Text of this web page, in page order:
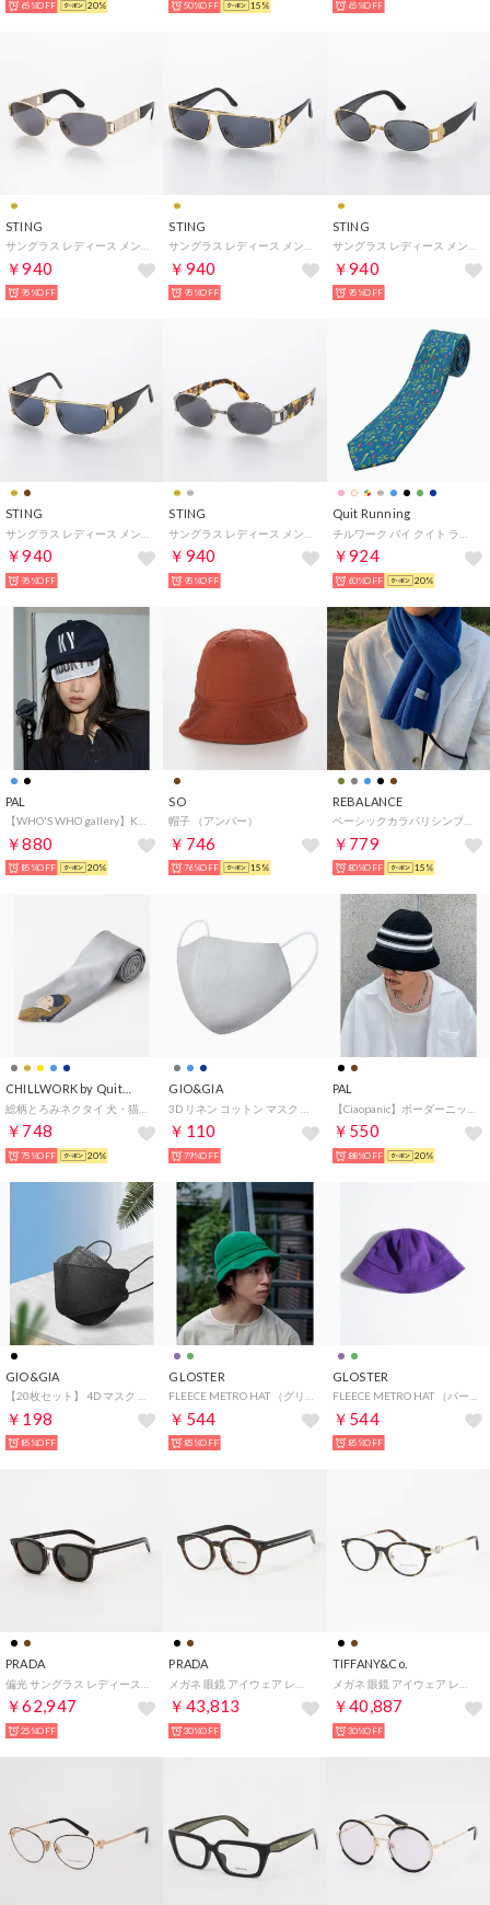
65%OFF 20% 50%OFF 15% 65%OFF
STING
￥940
95%OFF
STING
￥940
95%OFF
STING
￥940
95%OFF
STING
￥940
95%OFF
STING
￥940
95%OFF
Quit Running
￥924
60%OFF 20%
PAL
￥880
85%OFF 20%
SO
帽子 （アンバー）
￥746
76%OFF 15%
REBALANCE
ベーシックカラバリシンプルマフラー （D）
￥779
80%OFF 15%
CHILLWORK by Quit Running
￥748
75%OFF 20%
GIO&GIA
￥110
79%OFF
PAL
￥550
88%OFF 20%
GIO&GIA
￥198
85%OFF
GLOSTER
￥544
85%OFF
GLOSTER
￥544
85%OFF
PRADA
￥62,947
25%OFF
PRADA
￥43,813
30%OFF
TIFFANY&Co.
￥40,887
30%OFF